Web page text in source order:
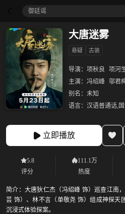
御廷谣‎
大唐迷雾
悬疑 古装
导演： 项秋良
项河
主演： 冯绍峰 邬君
别名： 未知
语言： 汉语普通话,
立即播放
5.8
评分
111.1万
热度
简介： 大唐狄仁杰（冯绍峰 饰）巡查江南
芸 饰）、林不言（单敬尧 饰）组成神探天
沉浸式体验探案。